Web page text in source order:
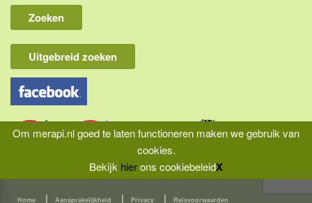
Om merapi.nl goed te laten functioneren maken we gebruik van
cookies.
Bekijk hierons cookiebeleidX
Lombok
Flores & Komodo
Overige Sunda eilanden
Java
Kalimantan
Sulawesi
Uitgebreid zoeken
Home | Aansprakelijkheid | Privacy | Reisvoorwaarden